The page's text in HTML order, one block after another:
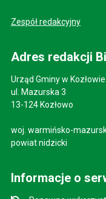
Zespół redakcyjny
Adres redakcji
Urząd Gminy w Kozłowie
ul. Mazurska 3
13-124 Kozłowo
woj. warmińsko-
powiat nidzicki
Informacje o